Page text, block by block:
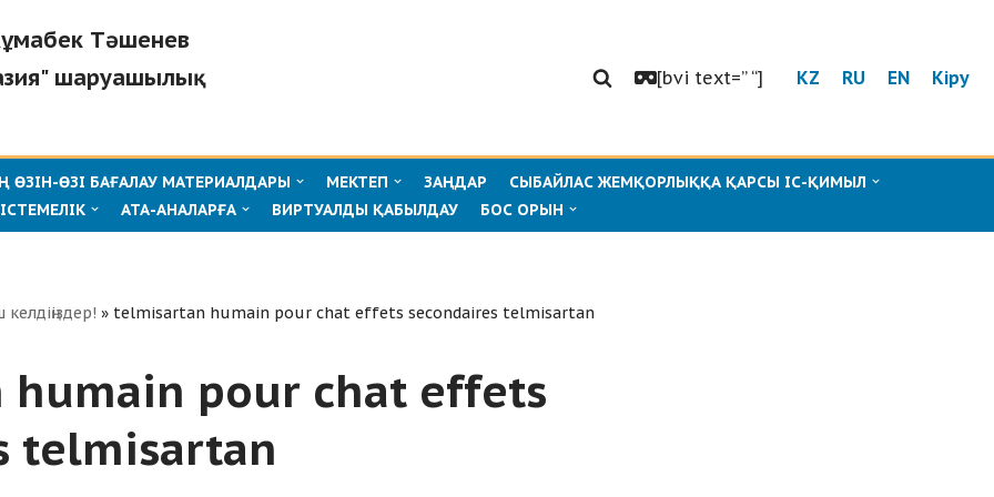
Тәшенев
шаруашылық
[bvi text=” “] KZ RU EN Кіру
ӨЗІ БАҒАЛАУ МАТЕРИАЛДАРЫ МЕКТЕП ЗАҢДАР
СЫБАЙЛАС ЖЕМҚОРЛЫҚҚА ҚАРСЫ ІС-ҚИМЫЛ
АТА-АНАЛАРҒА ВИРТУАЛДЫ ҚАБЫЛДАУ БОС ОРЫН
келдіңіздер! » telmisartan humain pour chat effets secondaires telmisartan
pour chat effets
telmisartan